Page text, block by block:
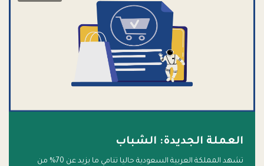
العملة الجديدة: الشباب
تشهد المملكة العربية السعودية حاليا تنامي ما يزيد عن 70% من